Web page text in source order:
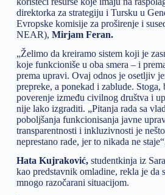
direktorka za strategiju i Tursku u
Evropske komisije za proširenje i
NEAR), Mirjam Feran.
„Želimo da kreiramo sistem koji je
koje funkcioniše u oba smera – i
prema upravi. Ovaj odnos je osetljiv
prepreke, a ponekad i zablude.
poverenje između civilnog društva i
nije lako izgraditi. „Pitanja rada sa
poboljšanja funkcionisanja javne
transparentnosti i inkluzivnosti je
neprestano rade, jer to nikada ne
Hata Kujraković,studentkinja iz
kao predstavnik omladine, rekla je da
mnogo razočarani situacijom.